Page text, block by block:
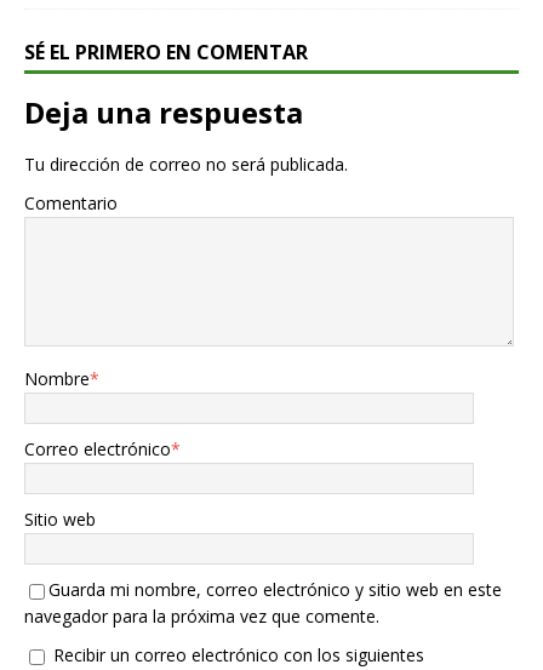
SÉ EL PRIMERO EN COMENTAR
Deja una respuesta
Tu dirección de correo no será publicada.
Comentario
Nombre*
Correo electrónico*
Sitio web
Guarda mi nombre, correo electrónico y sitio web en este
navegador para la próxima vez que comente.
Recibir un correo electrónico con los siguientes